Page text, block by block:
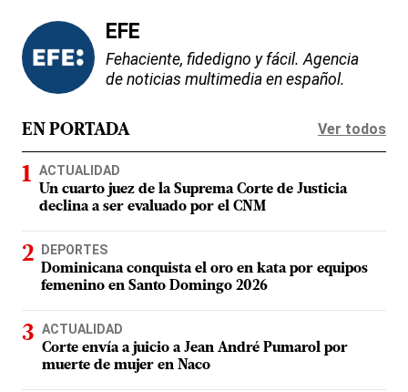
EFE
Fehaciente, fidedigno y fácil. Agencia
de noticias multimedia en español.
EN PORTADA Ver todos
ACTUALIDAD
Un cuarto juez de la Suprema Corte de Justicia
declina a ser evaluado por el CNM
DEPORTES
Dominicana conquista el oro en kata por equipos
femenino en Santo Domingo 2026
ACTUALIDAD
Corte envía a juicio a Jean André Pumarol por
muerte de mujer en Naco